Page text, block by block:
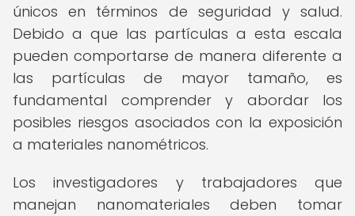
únicos en términos de seguridad y salud.
Debido a que las partículas a esta escala
pueden comportarse de manera diferente a
las partículas de mayor tamaño, es
fundamental comprender y abordar los
posibles riesgos asociados con la exposición
a materiales nanométricos.
Los investigadores y trabajadores que
manejan nanomateriales deben tomar